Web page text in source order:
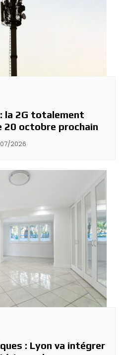
la 2G totalement
20 octobre prochain
2026
: Lyon va intégrer